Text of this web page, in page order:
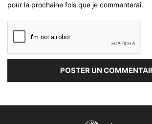
pour la prochaine fois que je commenterai.